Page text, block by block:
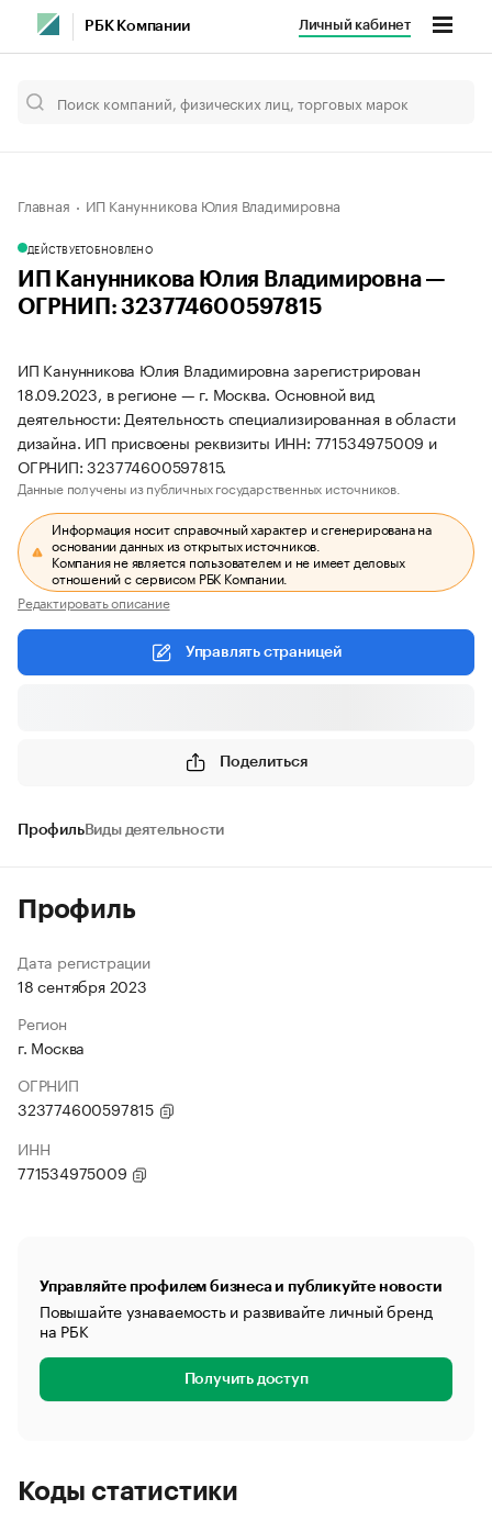
РБК Компании Личный кабинет
Главная ИП Канунникова Юлия Владимировна
ДЕЙСТВУЕТОБНОВЛЕНО
ИП Канунникова Юлия Владимировна —
ОГРНИП: 323774600597815
ИП Канунникова Юлия Владимировна зарегистрирован
18.09.2023, в регионе — г. Москва. Основной вид
деятельности: Деятельность специализированная в области
дизайна. ИП присвоены реквизиты ИНН: 771534975009 и
ОГРНИП: 323774600597815.
Данные получены из публичных государственных источников.
Информация носит справочный характер и сгенерирована на
основании данных из открытых источников.
Компания не является пользователем и не имеет деловых
отношений с сервисом РБК Компании.
Редактировать описание
Управлять страницей
Поделиться
ПрофильВиды деятельности
Профиль
Дата регистрации
18 сентября 2023
Регион
г. Москва
ОГРНИП
323774600597815
ИНН
771534975009
Управляйте профилем бизнеса и публикуйте новости
Повышайте узнаваемость и развивайте личный бренд
на РБК
Получить доступ
Коды статистики